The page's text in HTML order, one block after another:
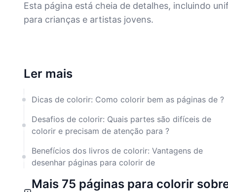
Esta página está cheia de detalhes, incluindo
para crianças e artistas jovens.
Ler mais
Dicas de colorir: Como colorir bem as páginas de ?
Desafios de colorir: Quais partes são difíceis de
colorir e precisam de atenção para ?
Benefícios dos livros de colorir: Vantagens de
desenhar páginas para colorir de
Mais 75 páginas para colorir